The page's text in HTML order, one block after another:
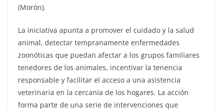
(Morón).
La iniciativa apunta a promover el cuidado y la salud
animal, detectar tempranamente enfermedades
zoonóticas que puedan afectar a los grupos familiares
tenedores de los animales, incentivar la tenencia
responsable y facilitar el acceso a una asistencia
veterinaria en la cercanía de los hogares. La acción
forma parte de una serie de intervenciones que